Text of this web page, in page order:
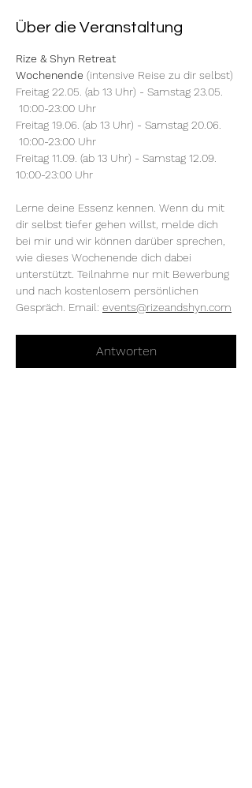
Über die Veranstaltung
Rize & Shyn Retreat
Wochenende (intensive Reise zu dir selbst)
Freitag 22.05. (ab 13 Uhr) - Samstag 23.05.
10:00-23:00 Uhr
Freitag 19.06. (ab 13 Uhr) - Samstag 20.06.
10:00-23:00 Uhr
Freitag 11.09. (ab 13 Uhr) - Samstag 12.09.
10:00-23:00 Uhr
Lerne deine Essenz kennen. Wenn du mit
dir selbst tiefer gehen willst, melde dich
bei mir und wir können darüber sprechen,
wie dieses Wochenende dich dabei
unterstützt. Teilnahme nur mit Bewerbung
und nach kostenlosem persönlichen
Gespräch. Email: events@rizeandshyn.com
Antworten